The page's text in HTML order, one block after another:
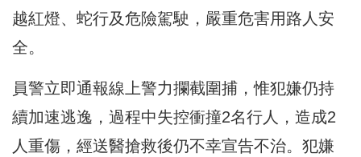
越紅燈、蛇行及危險駕駛，嚴重危害用路人安
全。
員警立即通報線上警力攔截圍捕，惟犯嫌仍持
續加速逃逸，過程中失控衝撞2名行人，造成2
人重傷，經送醫搶救後仍不幸宣告不治。犯嫌